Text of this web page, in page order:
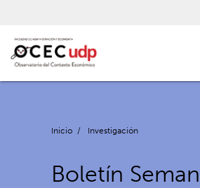
Inicio / Investigación
Boletín